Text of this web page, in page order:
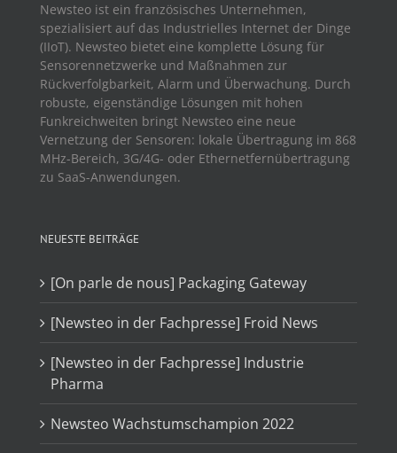
Newsteo ist ein französisches Unternehmen,
spezialisiert auf das Industrielles Internet der Dinge
(IIoT). Newsteo bietet eine komplette Lösung für
Sensorennetzwerke und Maßnahmen zur
Rückverfolgbarkeit, Alarm und Überwachung. Durch
robuste, eigenständige Lösungen mit hohen
Funkreichweiten bringt Newsteo eine neue
Vernetzung der Sensoren: lokale Übertragung im 868
MHz-Bereich, 3G/4G- oder Ethernetfernübertragung
zu SaaS-Anwendungen.
NEUESTE BEITRÄGE
[On parle de nous] Packaging Gateway
[Newsteo in der Fachpresse] Froid News
[Newsteo in der Fachpresse] Industrie
Pharma
Newsteo Wachstumschampion 2022